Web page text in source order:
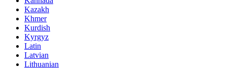
Kazakh
Khmer
Kurdish
Kyrgyz
Latin
Latvian
Lithuanian